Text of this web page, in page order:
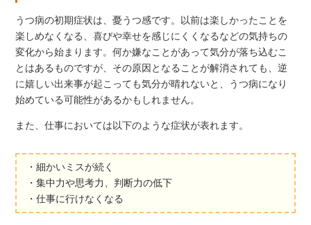
うつ病の初期症状は、憂うつ感です。以前は楽しかったことを
楽しめなくなる、喜びや幸せを感じにくくなるなどの気持ちの
変化から始まります。何か嫌なことがあって気分が落ち込むこ
とはあるものですが、その原因となることが解消されても、逆
に嬉しい出来事が起こっても気分が晴れないと、うつ病になり
始めている可能性があるかもしれません。
また、仕事においては以下のような症状が表れます。
・細かいミスが続く
・集中力や思考力、判断力の低下
・仕事に行けなくなる